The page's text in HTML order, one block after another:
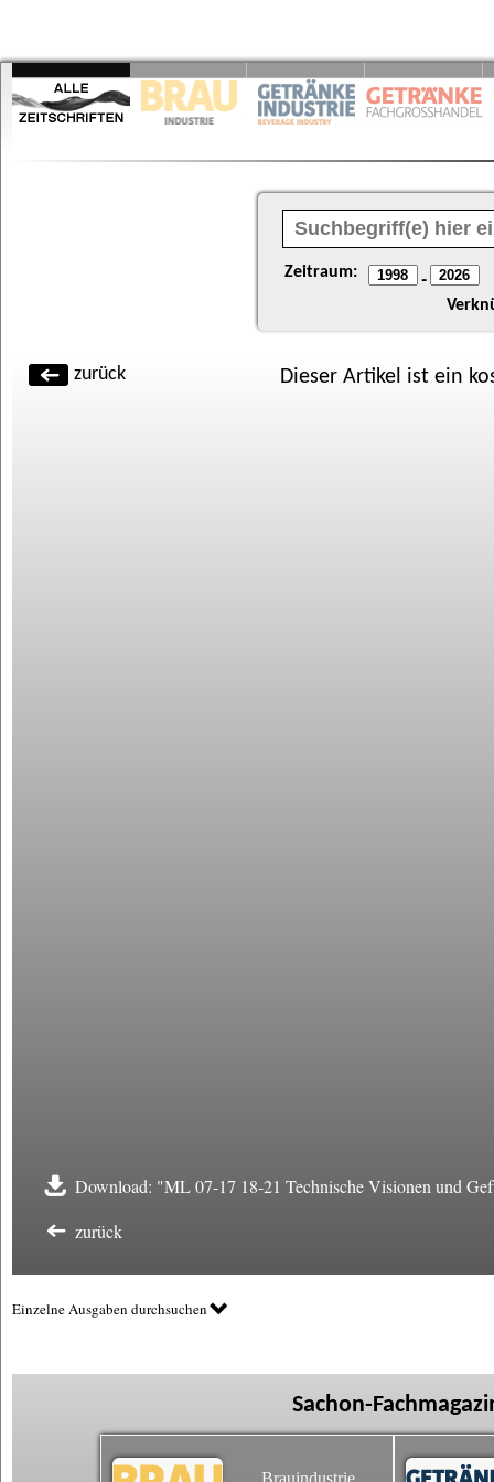
Zeitraum: -
zurück Dieser Artikel ist ein
Download: "ML 07-17 18-21 Technische Visionen und
zurück
Einzelne Ausgaben durchsuchen
Sachon-
Brauindustrie